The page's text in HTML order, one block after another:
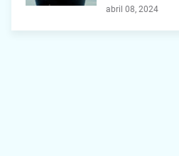
abril 08, 2024